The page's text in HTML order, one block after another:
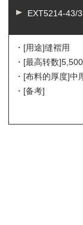
EXT5214-43/
・[用途]缝褶用
・[最高转数]
・[布料的厚度]中
・[备考]